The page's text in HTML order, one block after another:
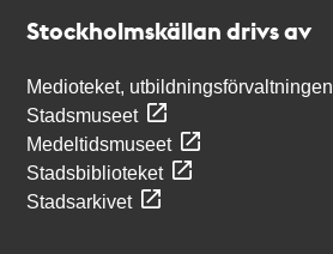
Stockholmskällan drivs av
Medioteket, utbildningsförvaltningen
Stadsmuseet
Medeltidsmuseet
Stadsbiblioteket
Stadsarkivet